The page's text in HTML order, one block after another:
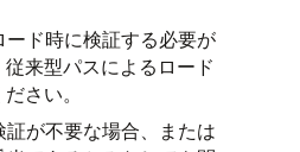
ード時に検証する必要が
来型パスによるロード
さい。
が不要な場合、または